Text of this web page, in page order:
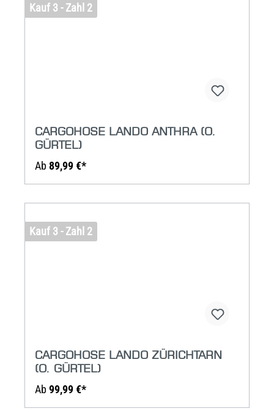
Kauf 3 - Zahl 2
CARGOHOSE LANDO ANTHRA (O.
GÜRTEL)
Ab 89,99 €*
Kauf 3 - Zahl 2
CARGOHOSE LANDO ZÜRICHTARN
(O. GÜRTEL)
Ab 99,99 €*